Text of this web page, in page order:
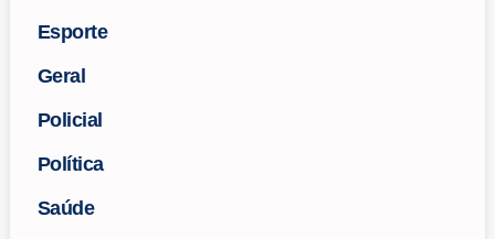
Esporte
Geral
Policial
Política
Saúde